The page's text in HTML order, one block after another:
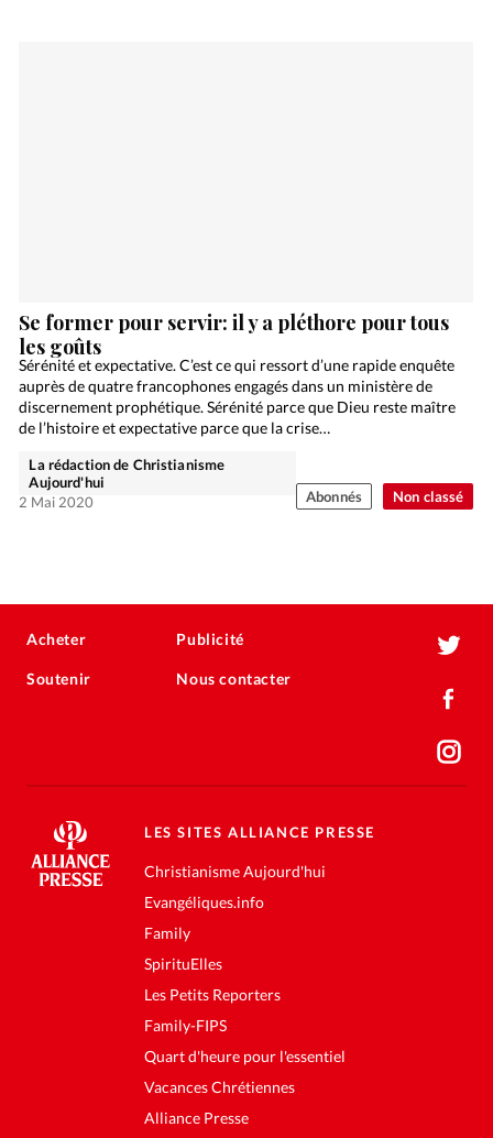
Non classé
Se former pour servir: il y a pléthore pour tous
les goûts
Sérénité et expectative. C’est ce qui ressort d’une rapide enquête
auprès de quatre francophones engagés dans un ministère de
discernement prophétique. Sérénité parce que Dieu reste maître
de l’histoire et expectative parce que la crise…
La rédaction de Christianisme
Aujourd'hui
2 Mai 2020
Abonnés
Acheter
Soutenir
Publicité
Nous contacter
LES SITES ALLIANCE PRESSE
Christianisme Aujourd'hui
Evangéliques.info
Family
SpirituElles
Les Petits Reporters
Family-FIPS
Quart d'heure pour l'essentiel
Vacances Chrétiennes
Alliance Presse